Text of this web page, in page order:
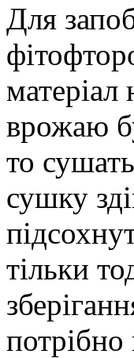
Для
врожаю
то
сушку
тільки
потрібно